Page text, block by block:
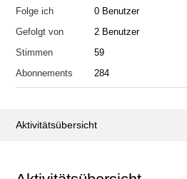
Folge ich
0 Benutzer
Gefolgt von
2 Benutzer
Stimmen
59
Abonnements
284
Aktivitätsübersicht